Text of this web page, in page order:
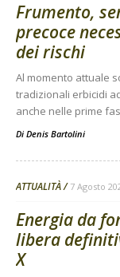
Frumento,
precoce
dei rischi
Al momento attuale
tradizionali erbicidi
anche nelle prime
Di Denis Bartolini
ATTUALITÀ 7 Agosto
Energia da
libera
X